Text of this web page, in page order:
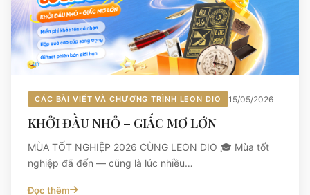
CÁC BÀI VIẾT VÀ CHƯƠNG TRÌNH LEON DIO 15/05/2026
KHỞI ĐẦU NHỎ – GIẤC MƠ LỚN
MÙA TỐT NGHIỆP 2026 CÙNG LEON DIO 🎓 Mùa tốt
nghiệp đã đến — cũng là lúc nhiều…
Đọc thêm